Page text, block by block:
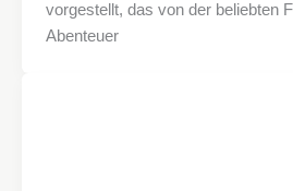
vorgestellt, das von der beliebten
Abenteuer